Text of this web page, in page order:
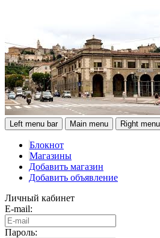
Left menu bar Main menu Right
Блокнот
Магазины
Добавить магазин
Добавить объявление
Личный кабинет
E-mail:
Пароль: